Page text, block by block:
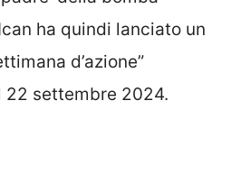
ha quindi lanciato un
d’azione”
22 settembre 2024.